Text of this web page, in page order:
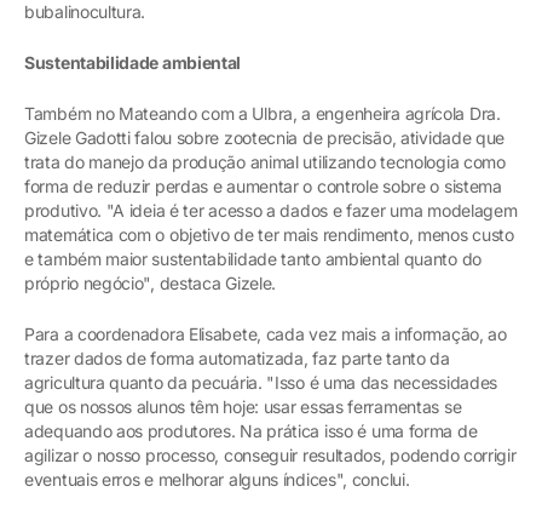
bubalinocultura.
Sustentabilidade ambiental
Também no Mateando com a Ulbra, a engenheira agrícola Dra.
Gizele Gadotti falou sobre zootecnia de precisão, atividade que
trata do manejo da produção animal utilizando tecnologia como
forma de reduzir perdas e aumentar o controle sobre o sistema
produtivo. "A ideia é ter acesso a dados e fazer uma modelagem
matemática com o objetivo de ter mais rendimento, menos custo
e também maior sustentabilidade tanto ambiental quanto do
próprio negócio", destaca Gizele.
Para a coordenadora Elisabete, cada vez mais a informação, ao
trazer dados de forma automatizada, faz parte tanto da
agricultura quanto da pecuária. "Isso é uma das necessidades
que os nossos alunos têm hoje: usar essas ferramentas se
adequando aos produtores. Na prática isso é uma forma de
agilizar o nosso processo, conseguir resultados, podendo corrigir
eventuais erros e melhorar alguns índices", conclui.